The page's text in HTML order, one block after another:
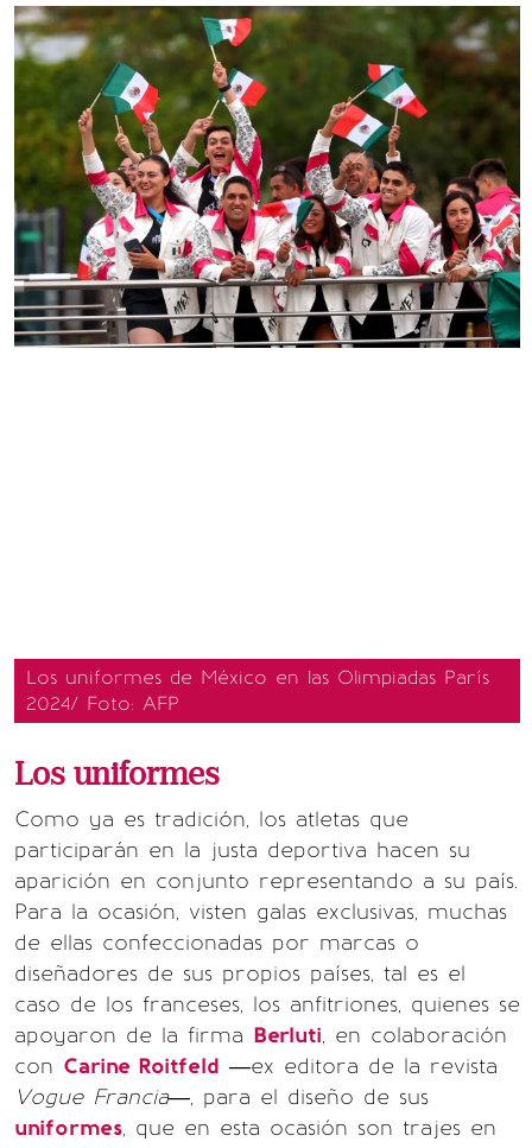
Los uniformes de México en las Olimpiadas París
2024/ Foto: AFP
Los uniformes
Como ya es tradición, los atletas que
participarán en la justa deportiva hacen su
aparición en conjunto representando a su país.
Para la ocasión, visten galas exclusivas, muchas
de ellas confeccionadas por marcas o
diseñadores de sus propios países, tal es el
caso de los franceses, los anfitriones, quienes se
apoyaron de la firma Berluti, en colaboración
con Carine Roitfeld —ex editora de la revista
Vogue Francia—, para el diseño de sus
uniformes, que en esta ocasión son trajes en